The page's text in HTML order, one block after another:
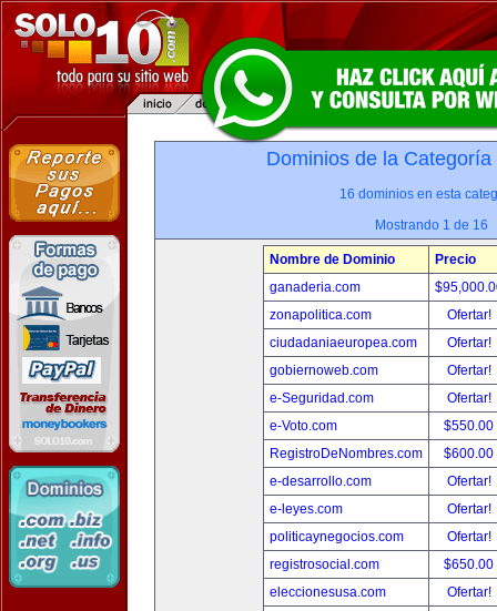
Dominios de la
16 dominios en esta
Mostrando 1 de 16
Nombre de Dominio
Precio
ganaderia.com
zonapolitica.com
Ofertar!
ciudadaniaeuropea.com
Ofertar!
gobiernoweb.com
Ofertar!
e-Seguridad.com
Ofertar!
e-Voto.com
$550.00
RegistroDeNombres.com
$600.00
e-desarrollo.com
Ofertar!
e-leyes.com
Ofertar!
politicaynegocios.com
Ofertar!
registrosocial.com
$650.00
eleccionesusa.com
Ofertar!